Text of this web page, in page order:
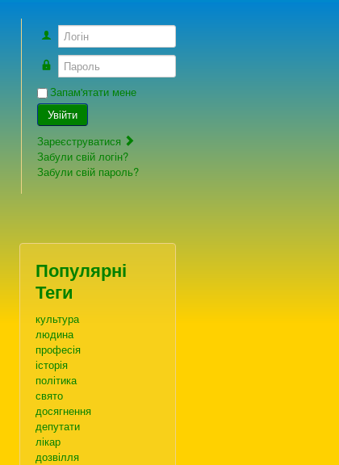
Логін
Пароль
Запам'ятати мене
Увійти
Зареєструватися
Забули свій логін?
Забули свій пароль?
Популярні
Теги
культура
людина
професія
історія
політика
свято
досягнення
депутати
лікар
дозвілля